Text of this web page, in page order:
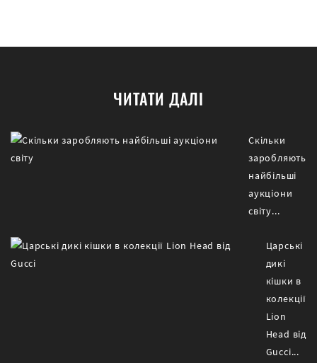
ЧИТАТИ ДАЛІ
Скільки
заробляють
найбільші
аукціони
світу...
Царські
дикі
кішки в
колекції
Lion
Head від
Gucci...